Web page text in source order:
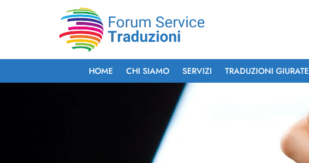
HOME CHI SIAMO SERVIZI TRADUZIONI GIURATE